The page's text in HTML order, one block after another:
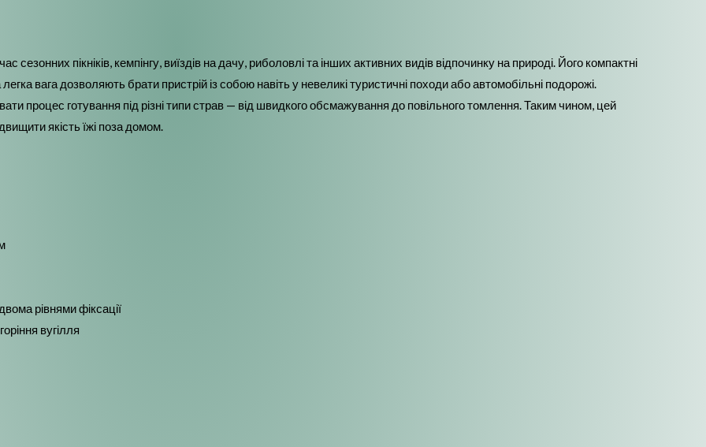
пікніків, кемпінгу, виїздів на дачу, риболовлі та інших активних видів відпочинку на природі. Його компактні
вага дозволяють брати пристрій із собою навіть у невеликі туристичні походи або автомобільні подорожі.
процес готування під різні типи страв — від швидкого обсмажування до повільного томлення. Таким чином, цей
якість їжі поза домом.
рівнями фіксації
вугілля